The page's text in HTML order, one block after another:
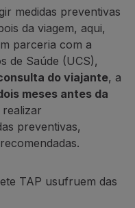
medidas preventivas
da viagem, aqui,
parceria com a
de Saúde (UCS),
do viajante, a
meses antes da
preventivas,
TAP usufruem das